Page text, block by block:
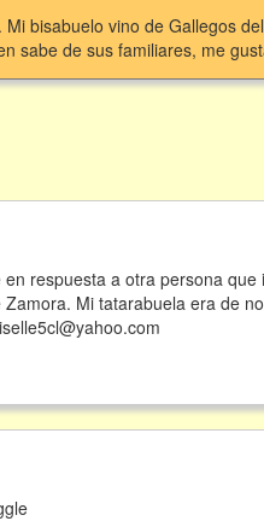
bisabuelo vino de Gallegos
sabe de sus familiares, me
respuesta a otra persona
Mi tatarabuela era de